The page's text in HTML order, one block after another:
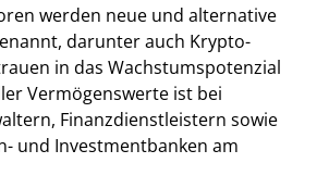
werden neue und alternative
darunter auch Krypto-
in das Wachstumspotenzial
Vermögenswerte ist bei
Finanzdienstleistern sowie
und Investmentbanken am